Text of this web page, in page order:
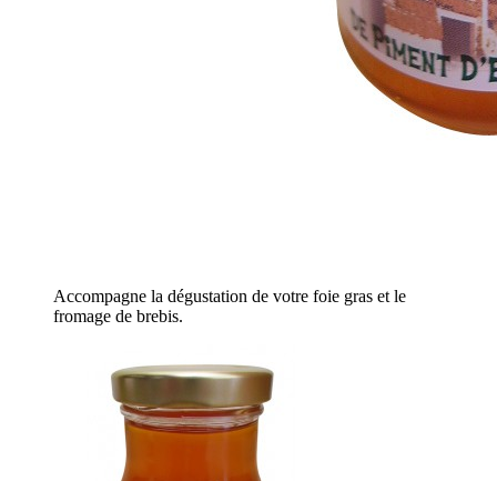
Accompagne la dégustation de votre foie gras et le
fromage de brebis.